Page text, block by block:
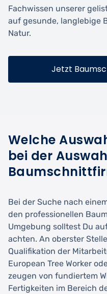
Fachwissen unserer
auf gesunde, langlebige
Natur.
Jetzt
Welche
bei der
Bei der Suche nach
den professionellen
Umgebung solltest Du
achten. An oberster
Qualifikation der
European Tree Worker
zeugen von fundiertem
Fertigkeiten im Bereich